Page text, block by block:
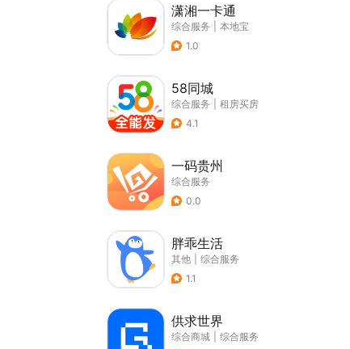
潇湘一卡通
综合服务
本地宝
1.0
58同城
综合服务
租房买房
4.1
一码贵州
综合服务
0.0
胖乖生活
其他
综合服务
1.1
供求世界
综合商城
综合服务